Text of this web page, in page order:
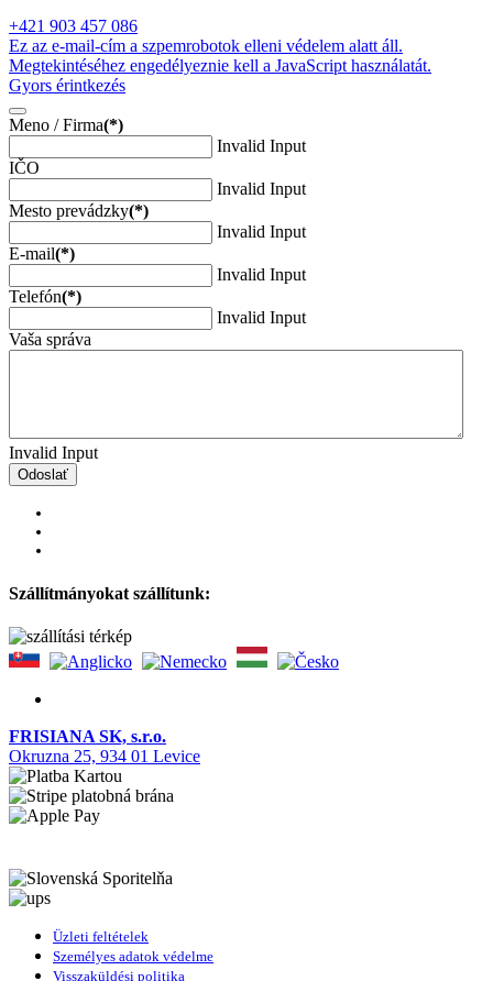
+421 903 457 086
Ez az e-mail-cím a szpemrobotok elleni védelem alatt áll.
Megtekintéséhez engedélyeznie kell a JavaScript használatát.
Gyors érintkezés
Meno / Firma(*)
Invalid Input
IČO
Invalid Input
Mesto prevádzky(*)
Invalid Input
E-mail(*)
Invalid Input
Telefón(*)
Invalid Input
Vaša správa
Invalid Input
Odoslať
Szállítmányokat szállítunk:
FRISIANA SK, s.r.o.
Okruzna 25, 934 01 Levice
Üzleti feltételek
Személyes adatok védelme
Visszaküldési politika